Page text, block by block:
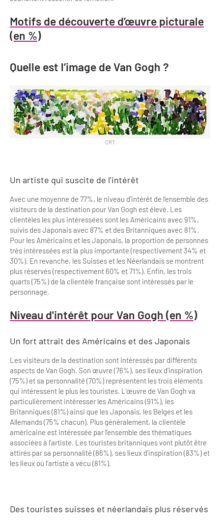
Motifs de découverte d’œuvre picturale
(en %)
Quelle est l’image de Van Gogh ?
CRT
Un artiste qui suscite de l’intérêt
Avec une moyenne de 77%, le niveau d’intérêt de l’ensemble des
visiteurs de la destination pour Van Gogh est élevé. Les
clientèles les plus intéressées sont les Américains avec 91%,
suivis des Japonais avec 87% et des Britanniques avec 81%.
Pour les Américains et les Japonais, la proportion de personnes
très intéressées est la plus importante (respectivement 34% et
30%). En revanche, les Suisses et les Néerlandais se montrent
plus réservés (respectivement 60% et 71%). Enfin, les trois
quarts (75%) de la clientèle française sont intéressés par le
personnage.
Niveau d'intérêt pour Van Gogh (en %)
Un fort attrait des Américains et des Japonais
Les visiteurs de la destination sont intéressés par différents
aspects de Van Gogh. Son œuvre (76%), ses lieux d’inspiration
(75%) et sa personnalité (70%) représentent les trois éléments
qui intéressent le plus les touristes. L’œuvre de Van Gogh va
particulièrement intéresser les Américains (91%), les
Britanniques (81%) ainsi que les Japonais, les Belges et les
Allemands (75% chacun). Plus généralement, la clientèle
américaine est intéressée par l’ensemble des thématiques
associées à l’artiste. Les touristes britanniques vont plutôt être
attirés par sa personnalité (86%), ses lieux d’inspiration (83%) et
les lieux où l’artiste a vécu (81%).
Des touristes suisses et néerlandais plus réservés